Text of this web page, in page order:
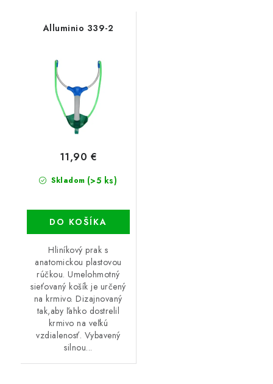
Alluminio 339-2
Skladom (>5 ks)
11,90 €
DO KOŠÍKA
Hliníkový prak s
anatomickou plastovou
rúčkou. Umelohmotný
sieťovaný košík je určený
na krmivo. Dizajnovaný
tak,aby ľahko dostrelil
krmivo na veľkú
vzdialenosť. Vybavený
silnou...